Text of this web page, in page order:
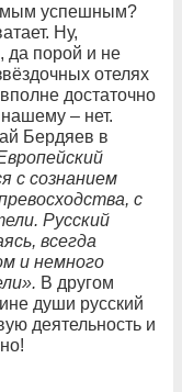
успешным?
Ну,
да порой и не
отелях
достаточно
– нет.
Бердяев в
с сознанием
с
Русский
всегда
и немного
В другом
души русский
деятельность и